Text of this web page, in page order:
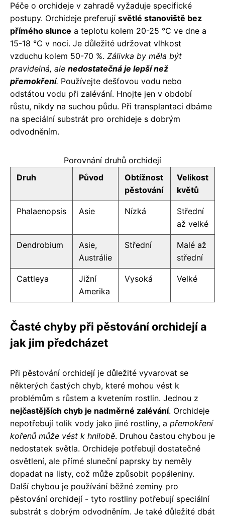
Péče o orchideje v zahradě vyžaduje specifické
postupy. Orchideje preferují světlé stanoviště bez
přímého slunce a teplotu kolem 20-25 °C ve dne a
15-18 °C v noci. Je důležité udržovat vlhkost
vzduchu kolem 50-70 %. Zálivka by měla být
pravidelná, ale nedostatečná je lepší než
přemokření. Používejte dešťovou vodu nebo
odstátou vodu při zalévání. Hnojte jen v období
růstu, nikdy na suchou půdu. Při transplantaci dbáme
na speciální substrát pro orchideje s dobrým
odvodněním.
Porovnání druhů orchidejí
Druh
Původ
Obtížnost
pěstování
Velikost
květů
Phalaenopsis Asie Nízká
Střední
až velké
Dendrobium
Asie,
Austrálie
Střední
Malé až
střední
Cattleya
Jižní
Amerika
Vysoká Velké
Časté chyby při pěstování orchidejí a
jak jim předcházet
Při pěstování orchidejí je důležité vyvarovat se
některých častých chyb, které mohou vést k
problémům s růstem a kvetením rostlin. Jednou z
nejčastějších chyb je nadměrné zalévání. Orchideje
nepotřebují tolik vody jako jiné rostliny, a přemokření
kořenů může vést k hnilobě. Druhou častou chybou je
nedostatek světla. Orchideje potřebují dostatečné
osvětlení, ale přímé sluneční paprsky by neměly
dopadat na listy, což může způsobit popáleniny.
Další chybou je používání běžné zeminy pro
pěstování orchidejí - tyto rostliny potřebují speciální
substrát s dobrým odvodněním. Je také důležité dbát